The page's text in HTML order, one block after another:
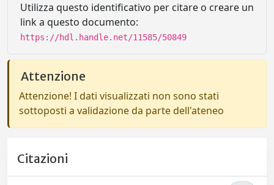
Utilizza questo identificativo per citare o creare un
link a questo documento:
https://hdl.handle.net/11585/50849
Attenzione
Attenzione! I dati visualizzati non sono stati
sottoposti a validazione da parte dell'ateneo
Citazioni